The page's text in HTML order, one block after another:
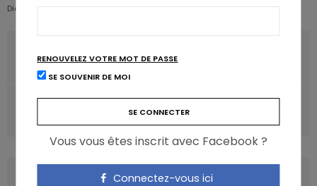
Diététicien nutritionniste hospitalier
Les sucres tuent des souris sans les faire grossir
ARTICLE SUIVANT
Café: l’abus cache d’autres facteurs de risque de décès
RENOUVELEZ VOTRE MOT DE PASSE
SE SOUVENIR DE MOI
Vous vous êtes inscrit avec Facebook ?
Connectez-vous ici